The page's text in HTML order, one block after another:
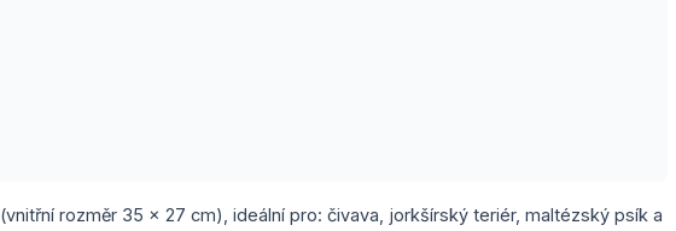
(vnitřní rozměr 35 x 27 cm), ideální pro: čivava, jorkšírský teriér, maltézský psík a